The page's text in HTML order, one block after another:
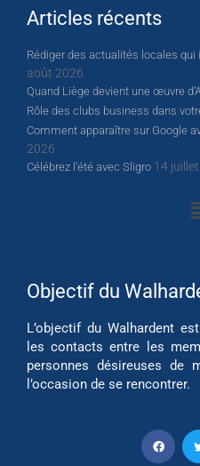
Articles récents
Rédiger des actualités locales
août 2026
Quand Liège devient une œuvre
Rôle des clubs business dans
Comment apparaître sur Google
2026
Célébrez l’été avec Sligro 14
Objectif du
L’objectif du Walhardent
les contacts entre les
personnes désireuses de
l’occasion de se rencontrer.